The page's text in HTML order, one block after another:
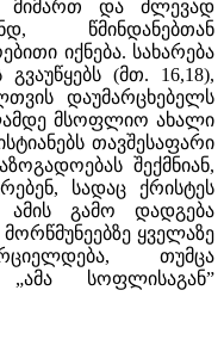
მიმართ და ძლევად
წმინდანებთან
იქნება. სახარება
(მთ. 16,18),
დაუმარცხებელს
მსოფლიო ახალი
თავშესაფარი
შექმნიან,
სადაც ქრისტეს
გამო დადგება
ყველაზე
თუმცა
„ამა სოფლისაგან”